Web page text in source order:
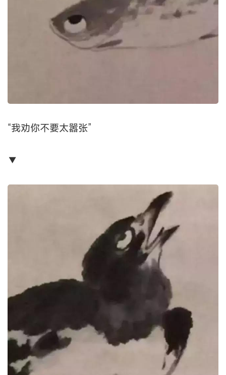
“我劝你不要太嚣张”
▼